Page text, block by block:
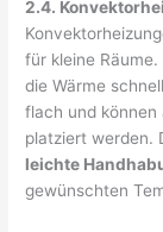
2.4.
für kleine
die Wärme
flach und können
platziert werden.
leichte
gewünschten